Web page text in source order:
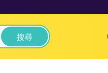
搜尋